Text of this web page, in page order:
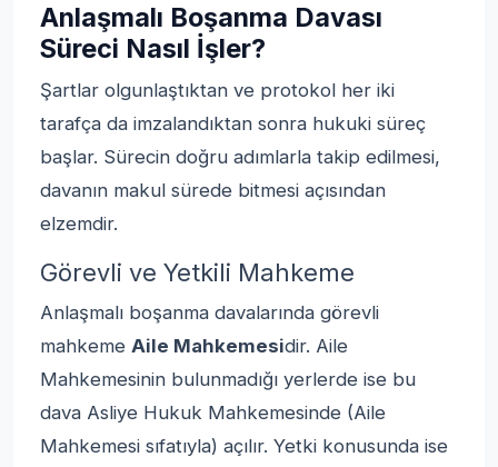
Anlaşmalı Boşanma Davası
Süreci Nasıl İşler?
Şartlar olgunlaştıktan ve protokol her iki
tarafça da imzalandıktan sonra hukuki süreç
başlar. Sürecin doğru adımlarla takip edilmesi,
davanın makul sürede bitmesi açısından
elzemdir.
Görevli ve Yetkili Mahkeme
Anlaşmalı boşanma davalarında görevli
mahkeme Aile Mahkemesidir. Aile
Mahkemesinin bulunmadığı yerlerde ise bu
dava Asliye Hukuk Mahkemesinde (Aile
Mahkemesi sıfatıyla) açılır. Yetki konusunda ise